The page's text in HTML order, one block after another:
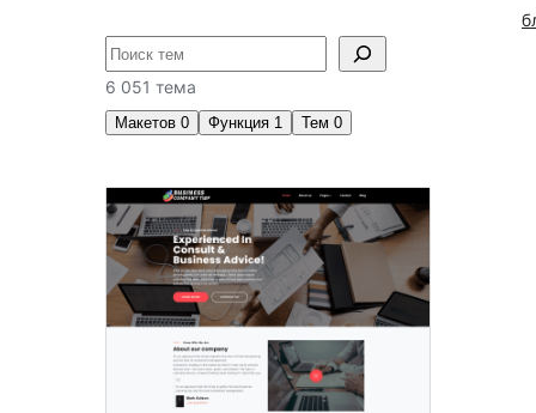
Поиск
6 051 тема
Макетов 0 Функция 1 Тем 0
Параметры
темы